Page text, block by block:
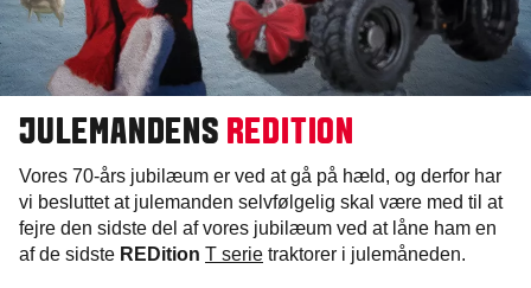
JULEMANDENS REDITION
Vores 70-års jubilæum er ved at gå på hæld, og derfor har
vi besluttet at julemanden selvfølgelig skal være med til at
fejre den sidste del af vores jubilæum ved at låne ham en
af de sidste REDition T serie traktorer i julemåneden.